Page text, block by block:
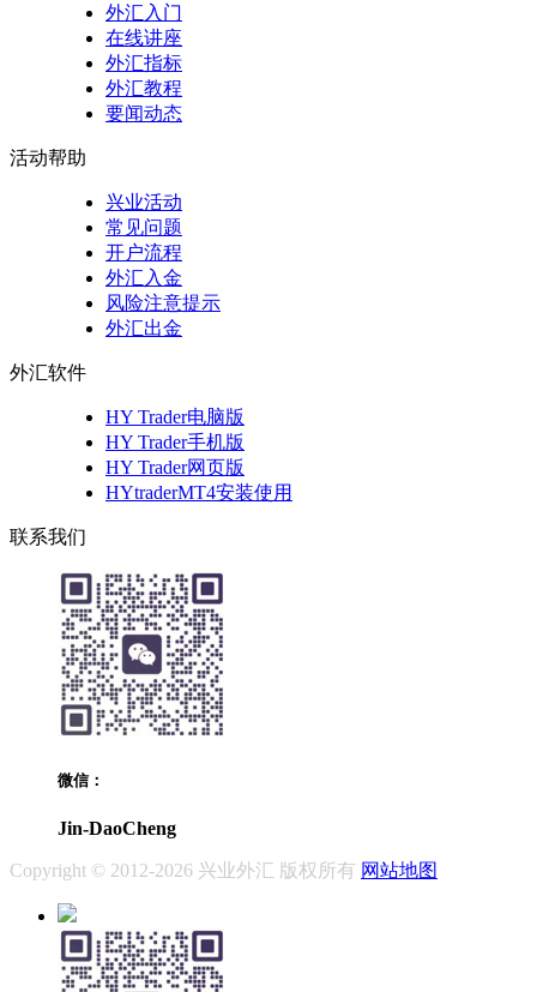
外汇入门
在线讲座
外汇指标
外汇教程
要闻动态
活动帮助
兴业活动
常见问题
开户流程
外汇入金
风险注意提示
外汇出金
外汇软件
HY Trader电脑版
HY Trader手机版
HY Trader网页版
HYtraderMT4安装使用
联系我们
微信：
Jin-DaoCheng
Copyright © 2012-2026 兴业外汇 版权所有 网站地图